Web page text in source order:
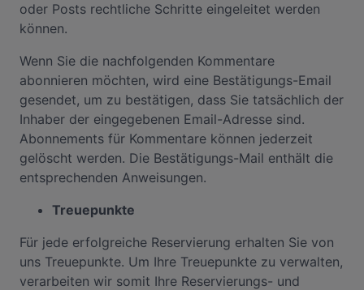
oder Posts rechtliche Schritte eingeleitet werden
können.
Wenn Sie die nachfolgenden Kommentare
abonnieren möchten, wird eine Bestätigungs-Email
gesendet, um zu bestätigen, dass Sie tatsächlich der
Inhaber der eingegebenen Email-Adresse sind.
Abonnements für Kommentare können jederzeit
gelöscht werden. Die Bestätigungs-Mail enthält die
entsprechenden Anweisungen.
Treuepunkte
Für jede erfolgreiche Reservierung erhalten Sie von
uns Treuepunkte. Um Ihre Treuepunkte zu verwalten,
verarbeiten wir somit Ihre Reservierungs- und